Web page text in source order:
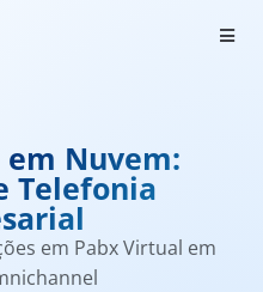
em Nuvem:
Telefonia
em Pabx Virtual em